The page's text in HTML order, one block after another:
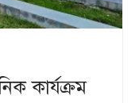
কার্যক্রম